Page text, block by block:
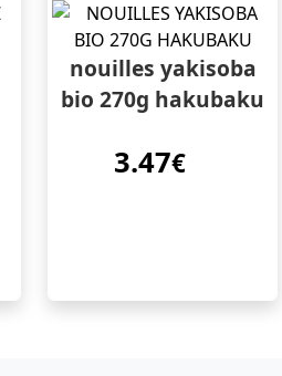
nouilles yakisoba
bio 270g hakubaku
3.47€